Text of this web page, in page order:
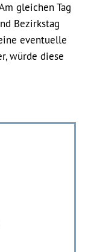
gleichen Tag
Bezirkstag
eventuelle
würde diese